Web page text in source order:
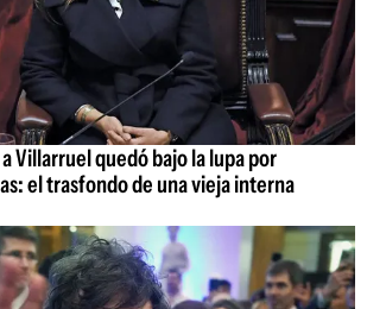
Villarruel quedó bajo la lupa por
el trasfondo de una vieja interna